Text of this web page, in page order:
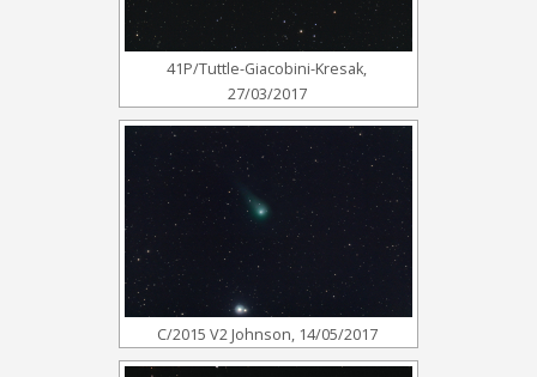
41P/Tuttle-Giacobini-Kresak,
27/03/2017
C/2015 V2 Johnson, 14/05/2017